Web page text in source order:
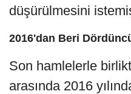
düşürülmesini
2016'dan Beri
Son hamlelerle
arasında 2016